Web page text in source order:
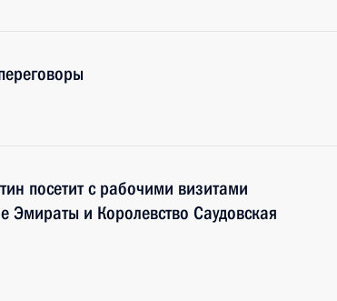
посетит с рабочими визитами
Эмираты и Королевство Саудовская